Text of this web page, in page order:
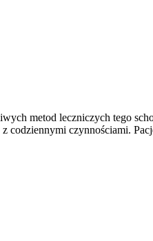
metod leczniczych tego
codziennymi czynnościami.